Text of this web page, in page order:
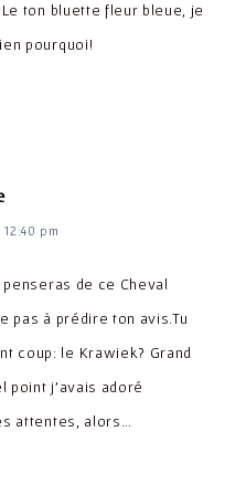
ton bluette fleur bleue, je
pourquoi!
dit :
pm
de ce Cheval
pas à prédire ton avis.Tu
coup: le Krawiek? Grand
point j'avais adoré
attentes, alors…